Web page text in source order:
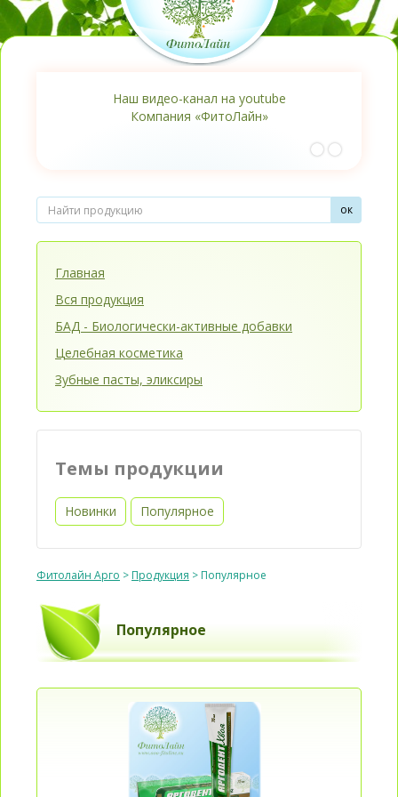
Наш видео-канал на youtube
Компания «ФитоЛайн»
Фитолайн Арго > Продукция > Популярное
Популярное
Главная
Вся продукция
БАД - Биологически-активные добавки
Целебная косметика
Зубные пасты, эликсиры
Темы продукции
Новинки Популярное